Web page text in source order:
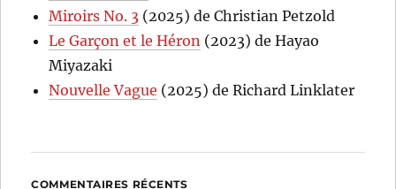
Miroirs No. 3 (2025) de Christian Petzold
Le Garçon et le Héron (2023) de Hayao
Miyazaki
Nouvelle Vague (2025) de Richard Linklater
COMMENTAIRES RÉCENTS